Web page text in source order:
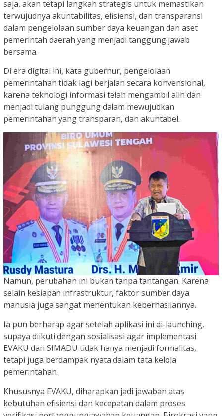
saja, akan tetapi langkah strategis untuk memastikan
terwujudnya akuntabilitas, efisiensi, dan transparansi
dalam pengelolaan sumber daya keuangan dan aset
pemerintah daerah yang menjadi tanggung jawab
bersama.
Di era digital ini, kata gubernur, pengelolaan
pemerintahan tidak lagi berjalan secara konvensional,
karena teknologi informasi telah mengambil alih dan
menjadi tulang punggung dalam mewujudkan
pemerintahan yang transparan, dan akuntabel.
Namun, perubahan ini bukan tanpa tantangan. Karena
selain kesiapan infrastruktur, faktor sumber daya
manusia juga sangat menentukan keberhasilannya.
Ia pun berharap agar setelah aplikasi ini di-launching,
supaya diikuti dengan sosialisasi agar implementasi
EVAKU dan SIMADU tidak hanya menjadi formalitas,
tetapi juga berdampak nyata dalam tata kelola
pemerintahan.
Khususnya EVAKU, diharapkan jadi jawaban atas
kebutuhan efisiensi dan kecepatan dalam proses